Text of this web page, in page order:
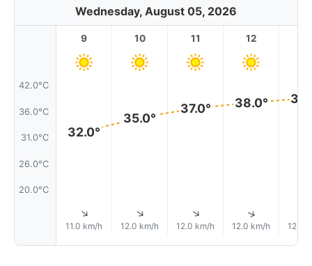
Wednesday, August 05, 2026
42.0°C
36.0°C
31.0°C
26.0°C
20.0°C
9
32.0°
↑
11.0 km/h
10
35.0°
↑
12.0 km/h
11
37.0°
↑
12.0 km/h
12
38.0°
↑
12.0 km/h 12.0